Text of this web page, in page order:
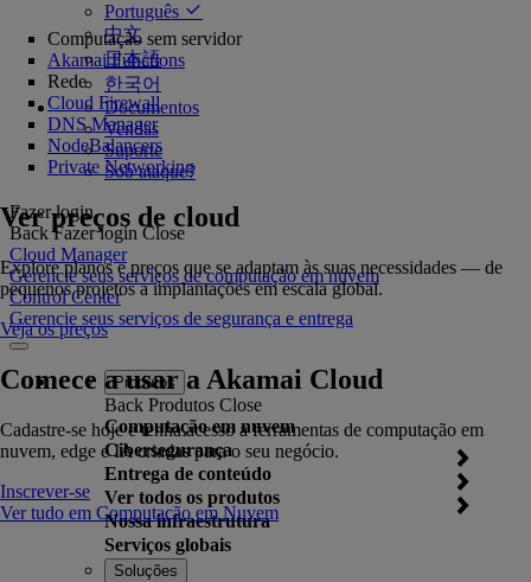
Português
中文
日本語
한국어
Documentos
Vendas
Suporte
Sob ataque?
Fazer login
Back Fazer login Close
Cloud Manager
Gerencie seus serviços de computação em nuvem
Control Center
Gerencie seus serviços de segurança e entrega
Produtos
Back Produtos Close
Computação em nuvem
Cibersegurança
Entrega de conteúdo
Ver todos os produtos
Nossa infraestrutura
Serviços globais
Computação sem servidor
Akamai Functions
Rede
Cloud Firewall
DNS Manager
NodeBalancers
Private Networking
Ver preços de cloud
Explore planos e preços que se adaptam às suas necessidades — de
pequenos projetos a implantações em escala global.
Veja os preços
Comece a usar a Akamai Cloud
Cadastre-se hoje e tenha acesso a ferramentas de computação em
nuvem, edge e IA criadas para o seu negócio.
Inscrever-se
Ver tudo em Computação em Nuvem
Soluções